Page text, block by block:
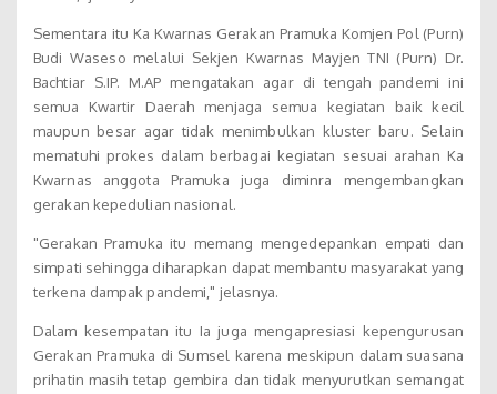
Sementara itu Ka Kwarnas Gerakan Pramuka Komjen Pol (Purn)
Budi Waseso melalui Sekjen Kwarnas Mayjen TNI (Purn) Dr.
Bachtiar S.IP. M.AP mengatakan agar di tengah pandemi ini
semua Kwartir Daerah menjaga semua kegiatan baik kecil
maupun besar agar tidak menimbulkan kluster baru. Selain
mematuhi prokes dalam berbagai kegiatan sesuai arahan Ka
Kwarnas anggota Pramuka juga diminra mengembangkan
gerakan kepedulian nasional.
"Gerakan Pramuka itu memang mengedepankan empati dan
simpati sehingga diharapkan dapat membantu masyarakat yang
terkena dampak pandemi," jelasnya.
Dalam kesempatan itu Ia juga mengapresiasi kepengurusan
Gerakan Pramuka di Sumsel karena meskipun dalam suasana
prihatin masih tetap gembira dan tidak menyurutkan semangat